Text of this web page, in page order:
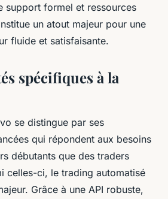
support formel et ressources
un atout majeur pour une
fluide et satisfaisante.
spécifiques à la
se distingue par ses
qui répondent aux besoins
débutants que des traders
celles-ci, le trading automatisé
Grâce à une API robuste,